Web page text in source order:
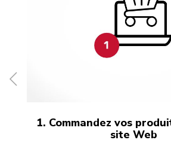
1. Commandez vos
site Web